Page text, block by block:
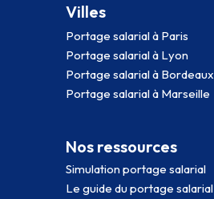
Villes
Portage salarial à Paris
Portage salarial à Lyon
Portage salarial à Bordeaux
Portage salarial à Marseille
Nos ressources
Simulation portage salarial
Le guide du portage salarial